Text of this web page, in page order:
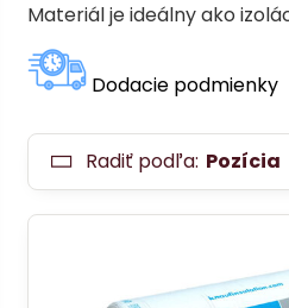
Materiál je ideálny ako
Dodacie podmienky
Radiť podľa: Pozícia